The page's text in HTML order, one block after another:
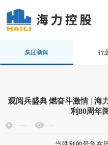
集团新闻 行
观阅兵盛典 燃奋斗激情 | 海
利80周年